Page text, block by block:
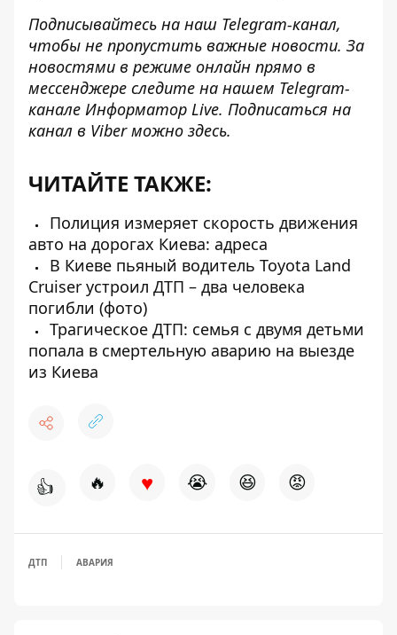
Подписывайтесь на наш Telegram-канал,
чтобы не пропустить важные новости. За
новостями в режиме онлайн прямо в
мессенджере следите на нашем Telegram-
канале Информатор Live. Подписаться на
канал в Viber можно здесь.
ЧИТАЙТЕ ТАКЖЕ:
Полиция измеряет скорость движения
авто на дорогах Киева: адреса
В Киеве пьяный водитель Toyota Land
Cruiser устроил ДТП – два человека
погибли (фото)
Трагическое ДТП: семья с двумя детьми
попала в смертельную аварию на выезде
из Киева
👍 🔥 ♥ 😭 😆 😡
ДТП АВАРИЯ